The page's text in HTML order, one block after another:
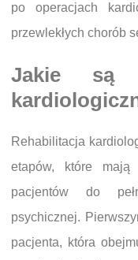
po operacjach
przewlekłych chorób
Jakie są
Rehabilitacja
etapów, które mają
pacjentów do
psychicznej.
pacjenta, która